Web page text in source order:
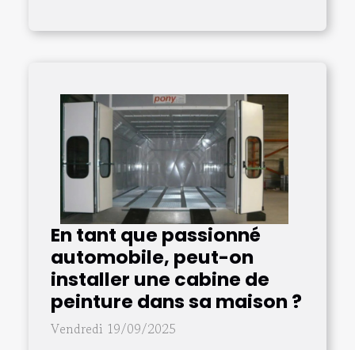
En tant que passionné
automobile, peut-on
installer une cabine de
peinture dans sa maison ?
Vendredi 19/09/2025